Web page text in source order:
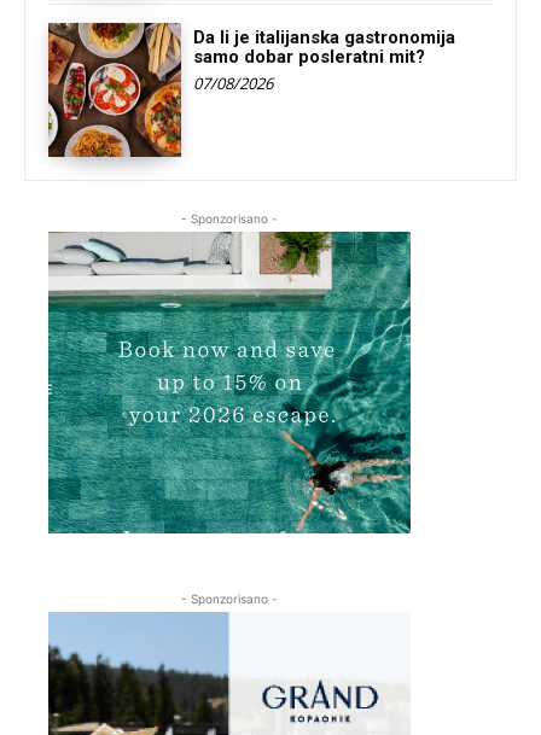
Da li je italijanska gastronomija
samo dobar posleratni mit?
07/08/2026
- Sponzorisano -
- Sponzorisano -